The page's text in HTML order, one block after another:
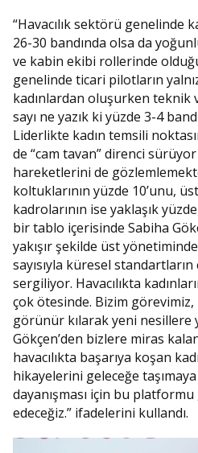
“Havacılık sektörü genelinde
26-30 bandında olsa da
ve kabin ekibi rollerinde
genelinde ticari pilotların
kadınlardan oluşurken teknik
sayı ne yazık ki yüzde 3-4
Liderlikte kadın temsili
de “cam tavan” direnci
hareketlerini de
koltuklarının yüzde 10’unu,
kadrolarının ise yaklaşık
bir tablo içerisinde Sabiha
yakışır şekilde üst
sayısıyla küresel
sergiliyor. Havacılıkta
çok ötesinde. Bizim
görünür kılarak yeni nesillere
Gökçen’den bizlere miras
havacılıkta başarıya koşan
hikayelerini geleceğe
dayanışması için bu
edeceğiz.” ifadelerini kullandı.